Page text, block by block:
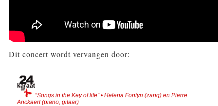
Dit concert wordt vervangen door:
“Songs in the Key of life” • Helena Fontyn (zang) en Pierre
Anckaert (piano, gitaar)